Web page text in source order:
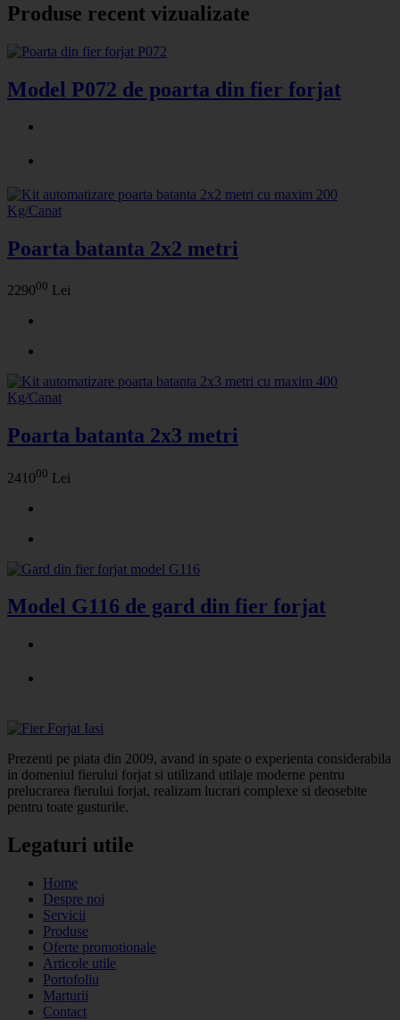
Produse recent vizualizate
Model P072 de poarta din fier forjat
Poarta batanta 2x2 metri
229000 Lei
Poarta batanta 2x3 metri
241000 Lei
Model G116 de gard din fier forjat
Prezenti pe piata din 2009, avand in spate o experienta considerabila
in domeniul fierului forjat si utilizand utilaje moderne pentru
prelucrarea fierului forjat, realizam lucrari complexe si deosebite
pentru toate gusturile.
Legaturi utile
Home
Despre noi
Servicii
Produse
Oferte promotionale
Articole utile
Portofoliu
Marturii
Contact